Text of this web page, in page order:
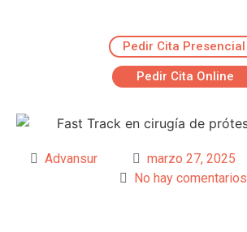
Pedir Cita Presencial
Pedir Cita Online
Advansur marzo 27, 2025
No hay comentarios